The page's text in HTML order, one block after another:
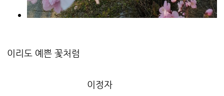
이리도 예쁜 꽃처럼
이정자